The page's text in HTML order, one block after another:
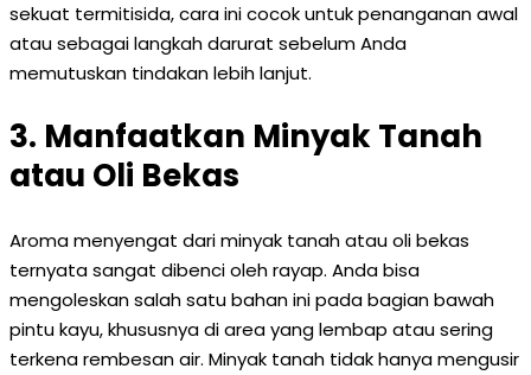
sekuat termitisida, cara ini cocok untuk penanganan awal
atau sebagai langkah darurat sebelum Anda
memutuskan tindakan lebih lanjut.
3. Manfaatkan Minyak Tanah
atau Oli Bekas
Aroma menyengat dari minyak tanah atau oli bekas
ternyata sangat dibenci oleh rayap. Anda bisa
mengoleskan salah satu bahan ini pada bagian bawah
pintu kayu, khususnya di area yang lembap atau sering
terkena rembesan air. Minyak tanah tidak hanya mengusir